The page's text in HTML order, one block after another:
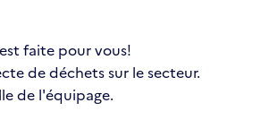
faite pour vous!
de déchets sur le secteur.
de l'équipage.